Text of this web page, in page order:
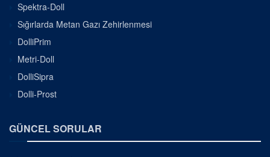
Spektra-Doll
Sığırlarda Metan Gazı Zehirlenmesi
DolliPrim
Metri-Doll
DolliSipra
Dolli-Prost
GÜNCEL SORULAR